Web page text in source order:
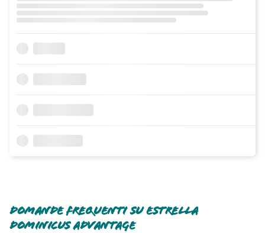
Domande frequenti su Estrella
Dominicus Advantage